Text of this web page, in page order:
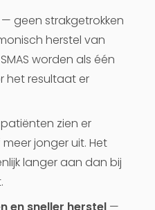
— geen strakgetrokken
herstel van
worden als één
het resultaat er
zien er
jonger uit. Het
langer aan dan bij